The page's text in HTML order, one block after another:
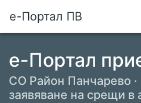
е-Портал ПВ
е-Портал
СО Район Панчарево ·
заявяване на срещи в